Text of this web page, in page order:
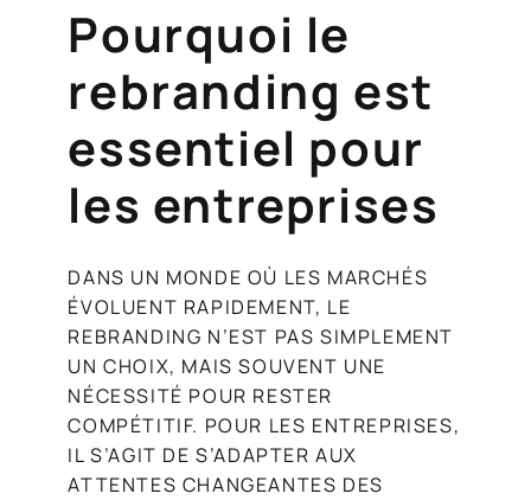
Pourquoi le
rebranding est
essentiel pour
les entreprises
DANS UN MONDE OÙ LES MARCHÉS
ÉVOLUENT RAPIDEMENT, LE
REBRANDING N’EST PAS SIMPLEMENT
UN CHOIX, MAIS SOUVENT UNE
NÉCESSITÉ POUR RESTER
COMPÉTITIF. POUR LES ENTREPRISES,
IL S’AGIT DE S’ADAPTER AUX
ATTENTES CHANGEANTES DES